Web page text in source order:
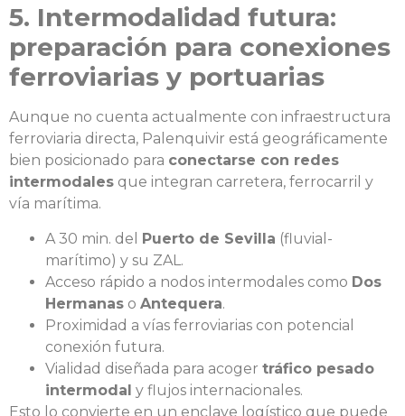
5. Intermodalidad futura:
preparación para conexiones
ferroviarias y portuarias
Aunque no cuenta actualmente con infraestructura
ferroviaria directa, Palenquivir está geográficamente
bien posicionado para conectarse con redes
intermodales que integran carretera, ferrocarril y
vía marítima.
A 30 min. del Puerto de Sevilla (fluvial-
marítimo) y su ZAL.
Acceso rápido a nodos intermodales como Dos
Hermanas o Antequera.
Proximidad a vías ferroviarias con potencial
conexión futura.
Vialidad diseñada para acoger tráfico pesado
intermodal y flujos internacionales.
Esto lo convierte en un enclave logístico que puede